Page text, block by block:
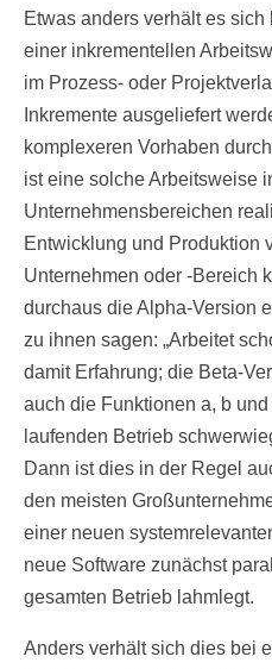
Etwas anders verhält es
einer inkrementellen
im Prozess- oder
Inkremente ausgeliefert
komplexeren Vorhaben
ist eine solche Arbeitsweise
Unternehmensbereichen
Entwicklung und Produktion
Unternehmen oder -Bereich
durchaus die Alpha-Version
zu ihnen sagen: „Arbeitet
damit Erfahrung; die Beta-
auch die Funktionen a, b
laufenden Betrieb
Dann ist dies in der Regel
den meisten
einer neuen
neue Software zunächst
gesamten Betrieb lahmlegt.
Anders verhält sich dies bei